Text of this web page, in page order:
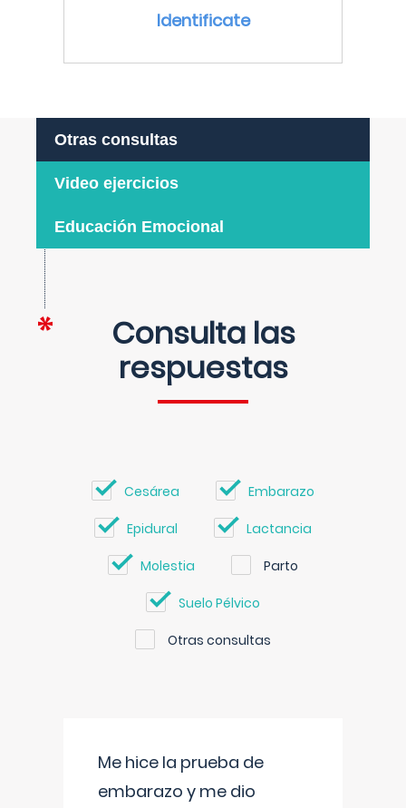
Identificate
Otras consultas
Video ejercicios
Educación Emocional
Consulta las
respuestas
Cesárea Embarazo
Epidural Lactancia
Molestia Parto
Suelo Pélvico
Otras consultas
Me hice la prueba de
embarazo y me dio